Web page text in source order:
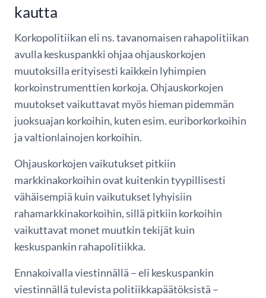
kautta
Korkopolitiikan eli ns. tavanomaisen rahapolitiikan
avulla keskuspankki ohjaa ohjauskorkojen
muutoksilla erityisesti kaikkein lyhimpien
korkoinstrumenttien korkoja. Ohjauskorkojen
muutokset vaikuttavat myös hieman pidemmän
juoksuajan korkoihin, kuten esim. euriborkorkoihin
ja valtionlainojen korkoihin.
Ohjauskorkojen vaikutukset pitkiin
markkinakorkoihin ovat kuitenkin tyypillisesti
vähäisempiä kuin vaikutukset lyhyisiin
rahamarkkinakorkoihin, sillä pitkiin korkoihin
vaikuttavat monet muutkin tekijät kuin
keskuspankin rahapolitiikka.
Ennakoivalla viestinnällä – eli keskuspankin
viestinnällä tulevista politiikkapäätöksistä –